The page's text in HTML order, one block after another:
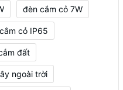
đèn cắm cỏ 7W
cỏ IP65
đất
ngoài trời